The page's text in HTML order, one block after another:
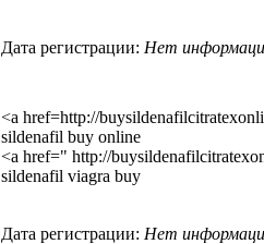
Дата регистрации: Нет
<a href=http://
sildenafil buy online
<a href=" http://
sildenafil viagra buy
Дата регистрации: Нет